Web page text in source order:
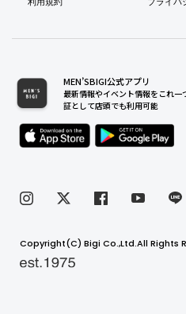
MEN’SBIGI公式アプリ
最新情報やイベント情報をこれ一
証として店頭でも利用可能
Copyright(C) Bigi Co.,Ltd.All Rights